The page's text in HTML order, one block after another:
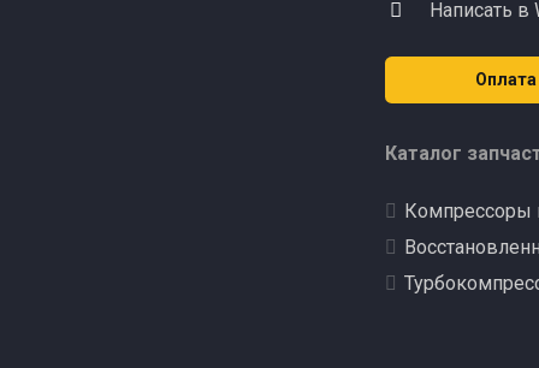
Написать в
Оплата
Каталог
Компрессоры